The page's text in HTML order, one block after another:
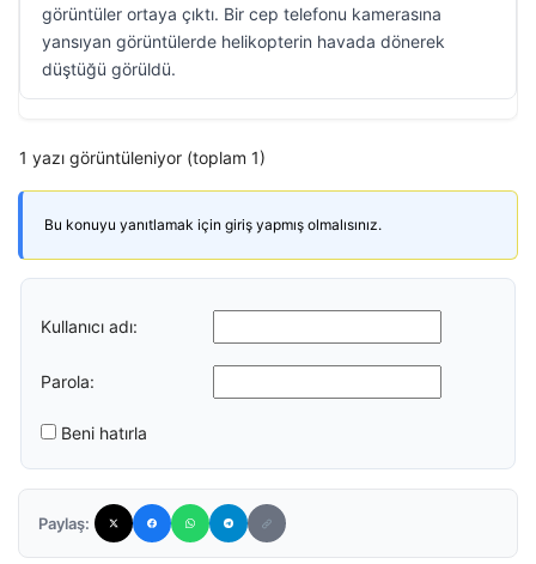
görüntüler ortaya çıktı. Bir cep telefonu kamerasına
yansıyan görüntülerde helikopterin havada dönerek
düştüğü görüldü.
1 yazı görüntüleniyor (toplam 1)
Bu konuyu yanıtlamak için giriş yapmış olmalısınız.
Kullanıcı adı:
Parola:
Beni hatırla
Paylaş: